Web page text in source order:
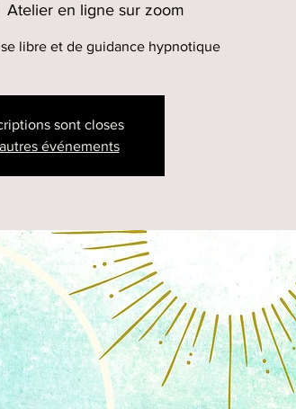
Atelier en ligne sur zoom
libre et de guidance hypnotique
sont closes
événements